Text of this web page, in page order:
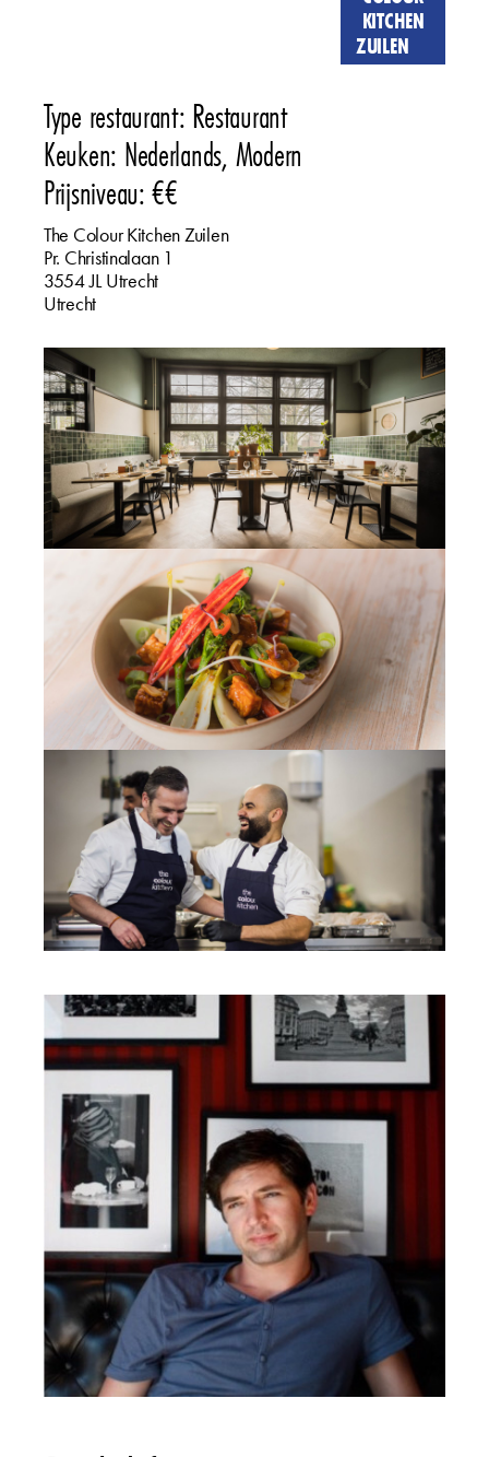
KITCHEN
ZUILEN
Type restaurant: Restaurant
Keuken: Nederlands, Modern
Prijsniveau: €€
The Colour Kitchen Zuilen
Pr. Christinalaan 1
3554 JL Utrecht
Utrecht